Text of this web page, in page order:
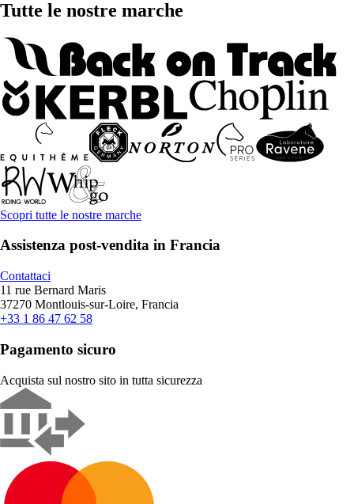
Tutte le nostre marche
Scopri tutte le nostre marche
Assistenza post-vendita in Francia
Contattaci
11 rue Bernard Maris
37270 Montlouis-sur-Loire, Francia
+33 1 86 47 62 58
Pagamento sicuro
Acquista sul nostro sito in tutta sicurezza